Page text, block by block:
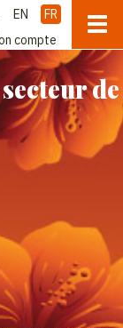
EN
FR
compte
de